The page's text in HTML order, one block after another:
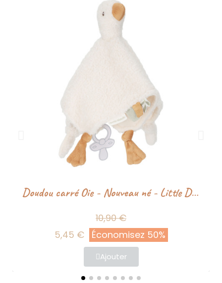
Doudou carré Oie - Nouveau né - Little Dutch
10,90 €
5,45 €
Économisez 50%
Ajouter